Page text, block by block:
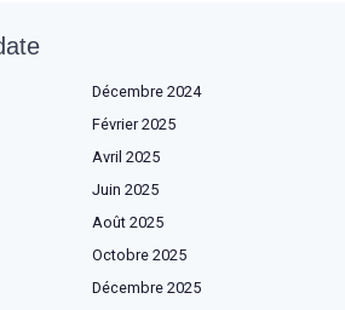
Décembre 2024
Février 2025
Avril 2025
Juin 2025
Août 2025
Octobre 2025
Décembre 2025